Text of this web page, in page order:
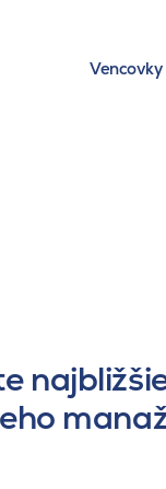
Vencovky